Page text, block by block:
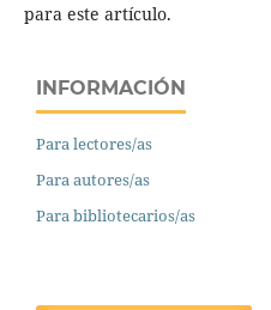
para este artículo.
INFORMACIÓN
Para lectores/as
Para autores/as
Para bibliotecarios/as